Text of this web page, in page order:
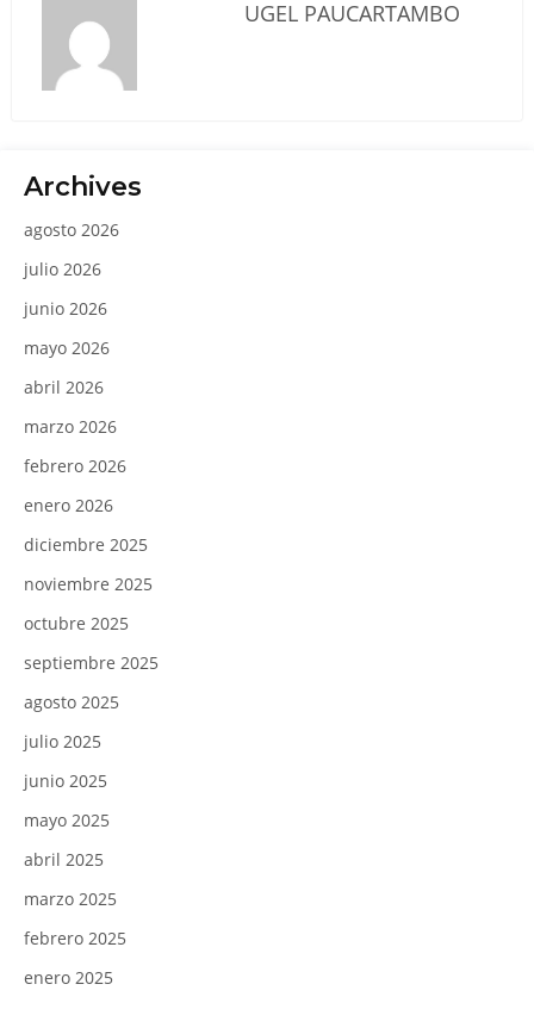
UGEL PAUCARTAMBO
Archives
agosto 2026
julio 2026
junio 2026
mayo 2026
abril 2026
marzo 2026
febrero 2026
enero 2026
diciembre 2025
noviembre 2025
octubre 2025
septiembre 2025
agosto 2025
julio 2025
junio 2025
mayo 2025
abril 2025
marzo 2025
febrero 2025
enero 2025